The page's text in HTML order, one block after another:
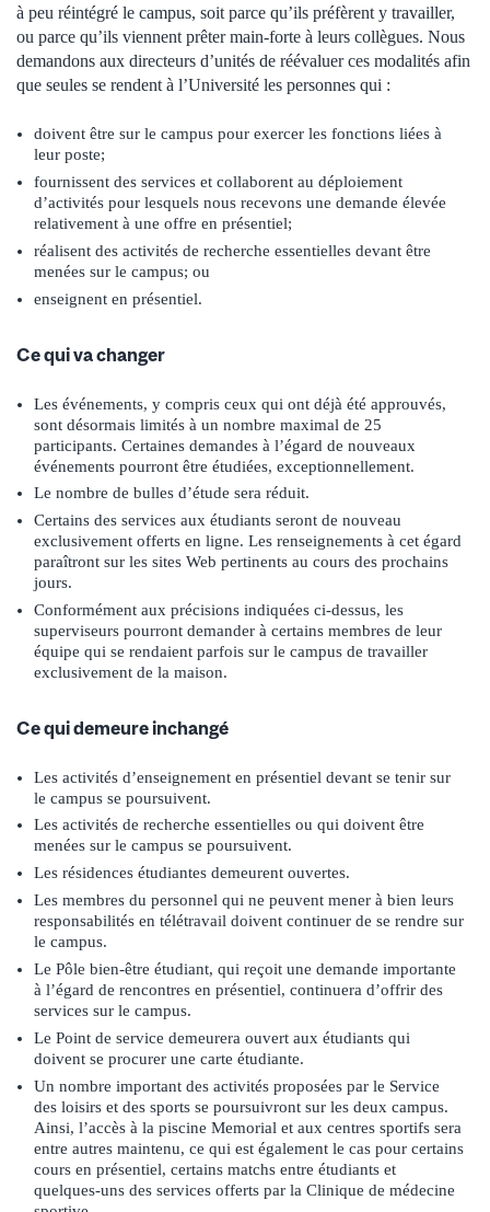
à peu réintégré le campus, soit parce qu’ils préfèrent y travailler,
ou parce qu’ils viennent prêter main-forte à leurs collègues. Nous
demandons aux directeurs d’unités de réévaluer ces modalités afin
que seules se rendent à l’Université les personnes qui :
doivent être sur le campus pour exercer les fonctions liées à
leur poste;
fournissent des services et collaborent au déploiement
d’activités pour lesquels nous recevons une demande élevée
relativement à une offre en présentiel;
réalisent des activités de recherche essentielles devant être
menées sur le campus; ou
enseignent en présentiel.
Ce qui va changer
Les événements, y compris ceux qui ont déjà été approuvés,
sont désormais limités à un nombre maximal de 25
participants. Certaines demandes à l’égard de nouveaux
événements pourront être étudiées, exceptionnellement.
Le nombre de bulles d’étude sera réduit.
Certains des services aux étudiants seront de nouveau
exclusivement offerts en ligne. Les renseignements à cet égard
paraîtront sur les sites Web pertinents au cours des prochains
jours.
Conformément aux précisions indiquées ci-dessus, les
superviseurs pourront demander à certains membres de leur
équipe qui se rendaient parfois sur le campus de travailler
exclusivement de la maison.
Ce qui demeure inchangé
Les activités d’enseignement en présentiel devant se tenir sur
le campus se poursuivent.
Les activités de recherche essentielles ou qui doivent être
menées sur le campus se poursuivent.
Les résidences étudiantes demeurent ouvertes.
Les membres du personnel qui ne peuvent mener à bien leurs
responsabilités en télétravail doivent continuer de se rendre sur
le campus.
Le Pôle bien-être étudiant, qui reçoit une demande importante
à l’égard de rencontres en présentiel, continuera d’offrir des
services sur le campus.
Le Point de service demeurera ouvert aux étudiants qui
doivent se procurer une carte étudiante.
Un nombre important des activités proposées par le Service
des loisirs et des sports se poursuivront sur les deux campus.
Ainsi, l’accès à la piscine Memorial et aux centres sportifs sera
entre autres maintenu, ce qui est également le cas pour certains
cours en présentiel, certains matchs entre étudiants et
quelques-uns des services offerts par la Clinique de médecine